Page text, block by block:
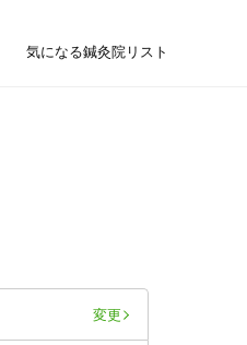
気になる鍼灸院リスト
変更